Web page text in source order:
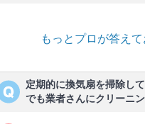
もっとプロが答え
定期的に換気扇を掃除し
でも業者さんにクリーニ